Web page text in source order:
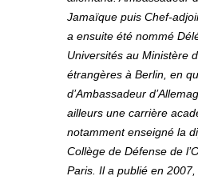
Jamaïque puis Chef-
a ensuite été nommé
Universités au Ministère
étrangères à Berlin, en
d’Ambassadeur
ailleurs une carrière
notamment enseigné la
Collège de Défense de
Paris. Il a publié en